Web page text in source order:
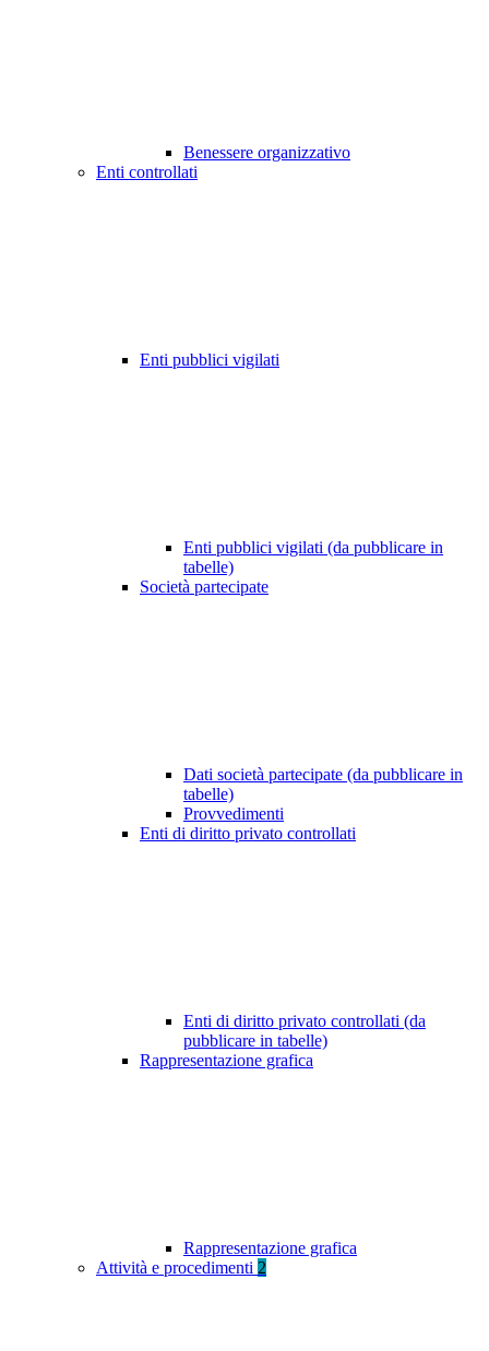
Benessere organizzativo
Enti controllati
Enti pubblici vigilati
Enti pubblici vigilati (da pubblicare in
tabelle)
Società partecipate
Dati società partecipate (da pubblicare in
tabelle)
Provvedimenti
Enti di diritto privato controllati
Enti di diritto privato controllati (da
pubblicare in tabelle)
Rappresentazione grafica
Rappresentazione grafica
Attività e procedimenti 2